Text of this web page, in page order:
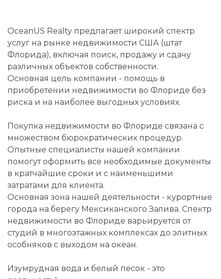
OceanUS Realty предлагает широкий спектр
услуг на рынке недвижимости США (штат
Флорида), включая поиск, продажу и сдачу
различных объектов собственности.
Основная цель компании - помощь в
приобретении недвижимости во Флориде без
риска и на наиболее выгодных условиях.
Покупка недвижимости во Флориде связана с
множеством бюрократических процедур.
Опытные специалисты нашей компании
помогут оформить все необходимые документы
в кратчайшие сроки и с наименьшими
затратами для клиента.
Основная зона нашей деятельности - курортные
города на берегу Мексиканского Залива. Спектр
недвижимости во Флориде варьируется от
студий в многоэтажных комплексах до элитных
особняков с выходом на океан.
Изумрудная вода и белый песок - это